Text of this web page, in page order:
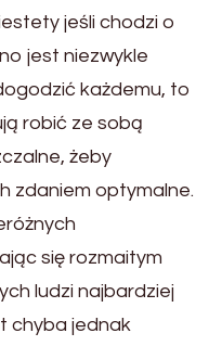
jeśli chodzi o
jest niezwykle
każdemu, to
robić ze sobą
żeby
zdaniem optymalne.
się rozmaitym
ludzi najbardziej
chyba jednak